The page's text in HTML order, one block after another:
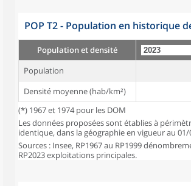
POP T2 - Population en historique
Population et densité
Population
Densité moyenne (hab/km²)
(*) 1967 et 1974 pour les DOM
Les données proposées sont établies à
identique, dans la géographie en vigueur au 01/
Sources : Insee, RP1967 au RP1999
RP2023 exploitations principales.